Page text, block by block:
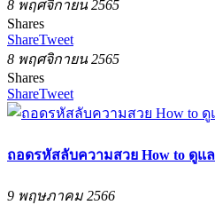
8 พฤศจิกายน 2565
Shares
ShareTweet
8 พฤศจิกายน 2565
Shares
ShareTweet
ถอดรหัสลับความสวย How to ดูแ
9 พฤษภาคม 2566